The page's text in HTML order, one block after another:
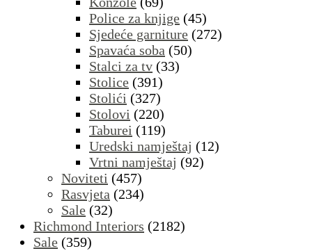
Police za knjige (45)
Sjedeće garniture (272)
Spavaća soba (50)
Stalci za tv (33)
Stolice (391)
Stolići (327)
Stolovi (220)
Taburei (119)
Uredski namještaj (12)
Vrtni namještaj (92)
Noviteti (457)
Rasvjeta (234)
Sale (32)
Richmond Interiors (2182)
Sale (359)